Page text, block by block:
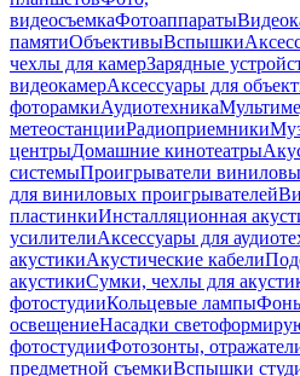
видеосъемкаФотоаппараты
памятиОбъективыВспышки
чехлы для камерЗарядные
видеокамерАксессуары для
фоторамкиАудиотехника
метеостанцииРадиоприемники
центрыДомашние кинотеатры
системыПроигрыватели
для виниловых проигрывателей
пластинкиИнсталляционная
усилителиАксессуары для
акустикиАкустические кабели
акустикиСумки, чехлы для
фотостудииКольцевые лампы
освещениеНасадки
фотостудииФотозонты,
предметной съемкиВспышки